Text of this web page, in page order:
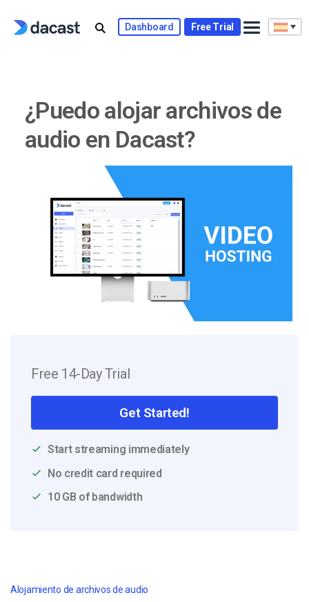
Dashboard Free Trial
¿Puedo alojar archivos de
audio en Dacast?
Free 14-Day Trial
Get Started!
Start streaming immediately
No credit card required
10 GB of bandwidth
Alojamiento de archivos de audio